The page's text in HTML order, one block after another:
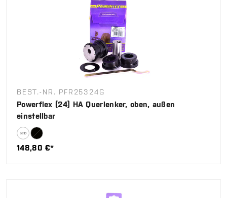
BEST.-NR. PFR25324G
Powerflex (24) HA Querlenker, oben, außen
einstellbar
148,80 €*